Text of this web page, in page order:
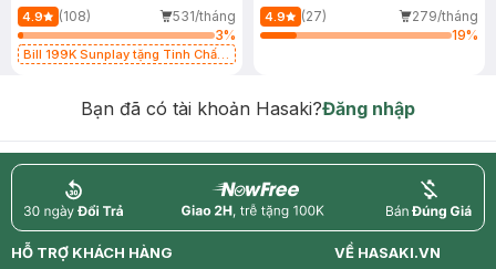
4.9 (108)
531/tháng
3%
Bill 199K Sunplay tặng Tinh Chất
4.9 (27)
279/tháng
19%
Bạn đã có tài khoản Hasaki?Đăng nhập
return nowfree price
HỖ TRỢ KHÁCH HÀNG
VỀ HASAKI.VN